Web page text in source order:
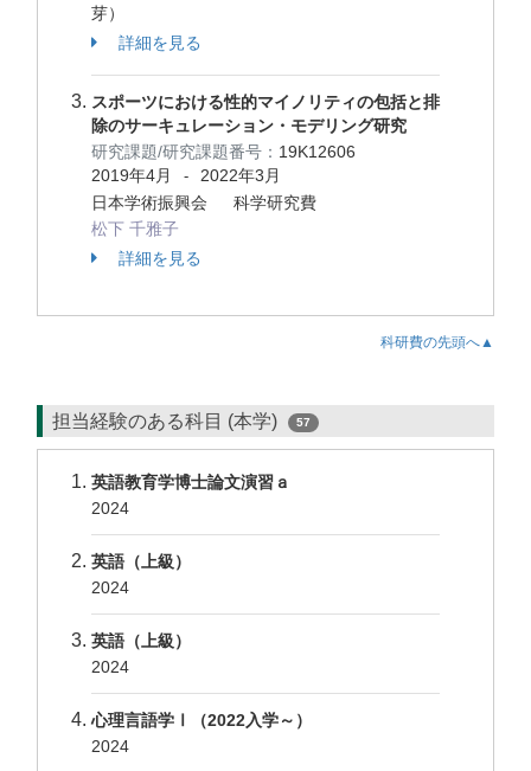
芽）
詳細を見る
スポーツにおける性的マイノリティの包括と排
除のサーキュレーション・モデリング研究
研究課題/研究課題番号： 19K12606
2019年4月
-
2022年3月
日本学術振興会 科学研究費
松下 千雅子
詳細を見る
科研費の先頭へ▲
担当経験のある科目 (本学) 57
英語教育学博士論文演習ａ
2024
英語（上級）
2024
英語（上級）
2024
心理言語学Ⅰ（2022入学～）
2024